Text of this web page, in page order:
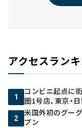
アクセスラン
1
コンビニ起点に
圏1号店、東京・
2
米国外初のグー
プン